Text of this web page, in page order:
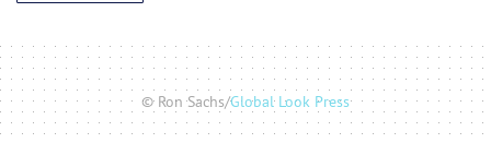
© Ron Sachs/Global Look Press